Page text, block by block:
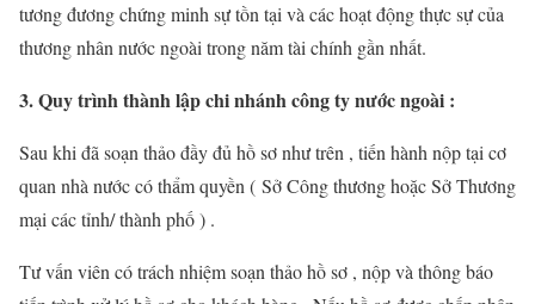
tương đương chứng minh sự tồn tại và các hoạt động thực sự của
thương nhân nước ngoài trong năm tài chính gần nhất.
3. Quy trình thành lập chi nhánh công ty nước ngoài :
Sau khi đã soạn thảo đầy đủ hồ sơ như trên , tiến hành nộp tại cơ
quan nhà nước có thẩm quyền ( Sở Công thương hoặc Sở Thương
mại các tỉnh/ thành phố ) .
Tư vấn viên có trách nhiệm soạn thảo hồ sơ , nộp và thông báo